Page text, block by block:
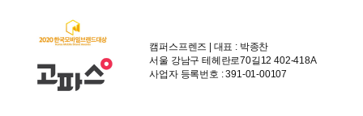
캠퍼스프렌즈 | 대표 : 박종찬
서울 강남구 테헤란로70길12 402-418A
사업자 등록번호 : 391-01-00107